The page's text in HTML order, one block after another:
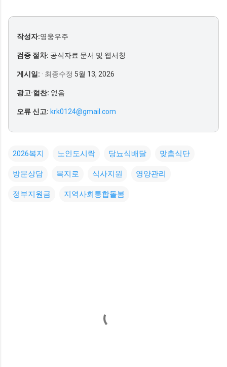
작성자:영웅우주
검증 절차: 공식자료 문서 및 웹서칭
게시일: · 최종수정 5월 13, 2026
광고·협찬: 없음
오류 신고: krk0124@gmail.com
2026복지 노인도시락 당뇨식배달 맞춤식단
방문상담 복지로 식사지원 영양관리
정부지원금 지역사회통합돌봄